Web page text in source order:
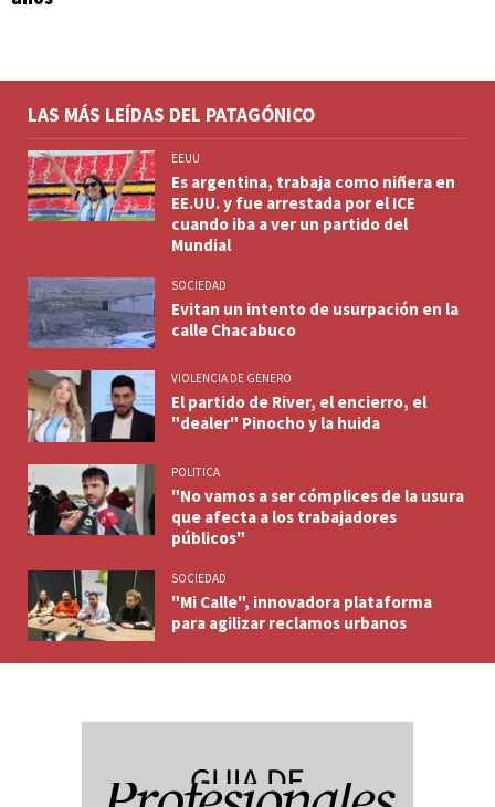
LAS MÁS LEÍDAS DEL PATAGÓNICO
EEUU
Es argentina, trabaja como niñera en
EE.UU. y fue arrestada por el ICE
cuando iba a ver un partido del
Mundial
SOCIEDAD
Evitan un intento de usurpación en la
calle Chacabuco
VIOLENCIA DE GENERO
El partido de River, el encierro, el
"dealer" Pinocho y la huida
POLITICA
"No vamos a ser cómplices de la usura
que afecta a los trabajadores
públicos"
SOCIEDAD
"Mi Calle", innovadora plataforma
para agilizar reclamos urbanos